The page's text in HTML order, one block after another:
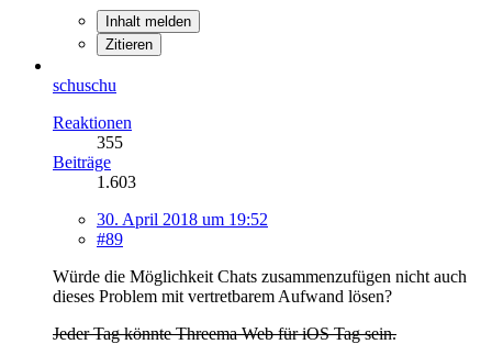
Inhalt melden
Zitieren
schuschu
Reaktionen
355
Beiträge
1.603
30. April 2018 um 19:52
#89
Würde die Möglichkeit Chats zusammenzufügen nicht auch
dieses Problem mit vertretbarem Aufwand lösen?
Jeder Tag könnte Threema Web für iOS Tag sein.